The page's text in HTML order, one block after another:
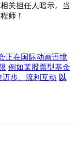
关担任人暗示。当
师！
正在国际动画语境
例如某股票型基金
步、流利互动 以